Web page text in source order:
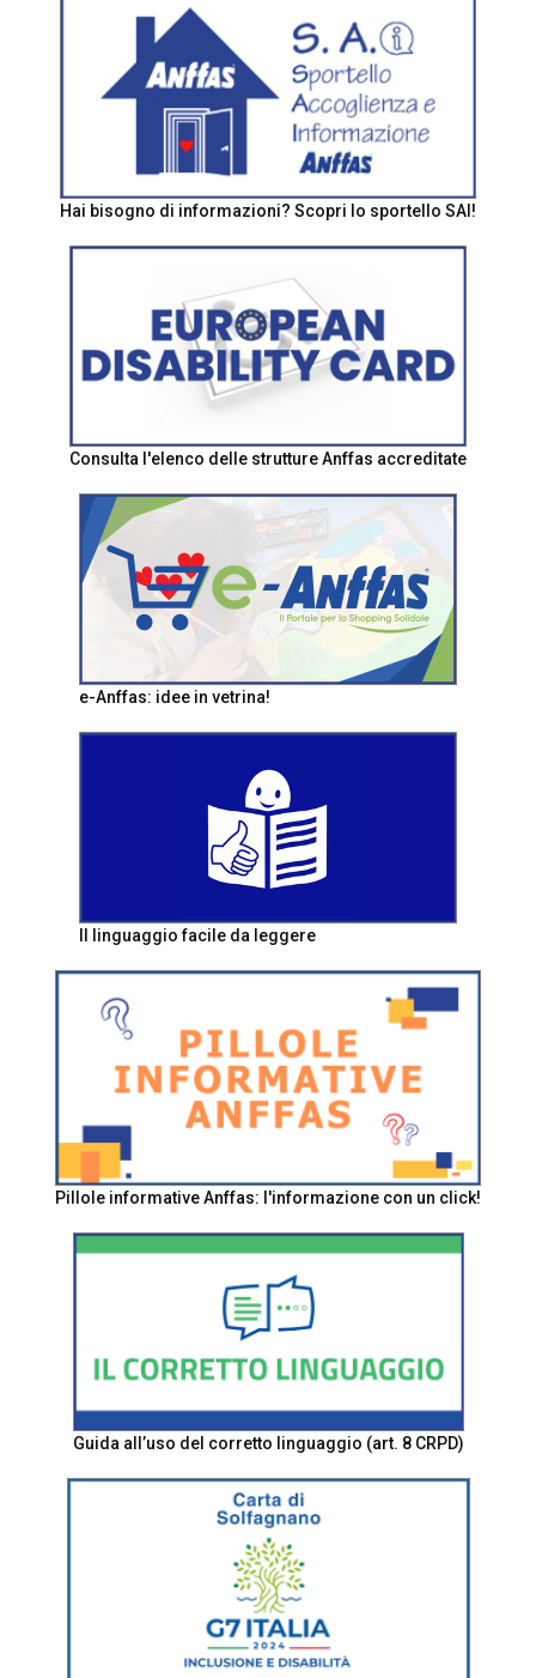
Hai bisogno di informazioni? Scopri lo sportello SAI!
Consulta l'elenco delle strutture Anffas accreditate
e-Anffas: idee in vetrina!
Il linguaggio facile da leggere
Pillole informative Anffas: l'informazione con un click!
Guida all’uso del corretto linguaggio (art. 8 CRPD)